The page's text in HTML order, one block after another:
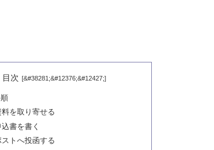
目次
を取り寄せる
書を書く
トへ投函する